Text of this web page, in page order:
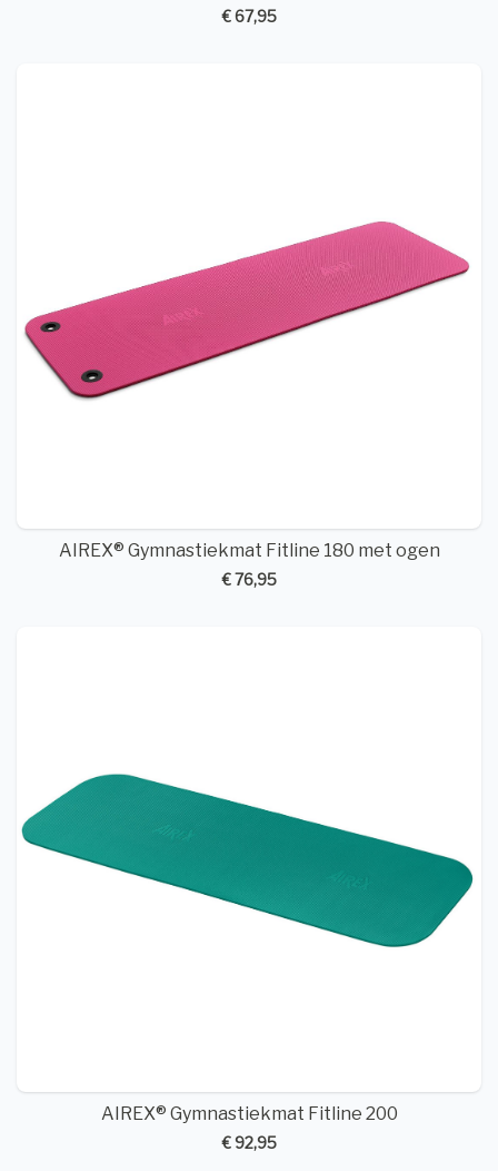
€ 67,95
AIREX® Gymnastiekmat Fitline 180 met ogen
€ 76,95
AIREX® Gymnastiekmat Fitline 200
€ 92,95